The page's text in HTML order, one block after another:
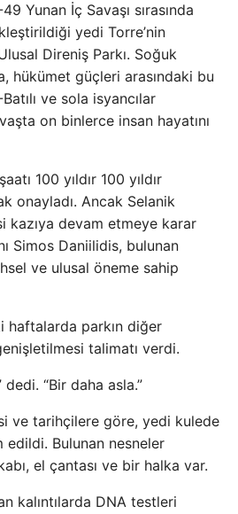
Yunan İç Savaşı sırasında
yedi Torre’nin
Direniş Parkı. Soğuk
hükümet güçleri arasındaki bu
ve sola isyancılar
on binlerce insan hayatını
100 yıldır 100 yıldır
onayladı. Ancak Selanik
kazıya devam etmeye karar
Simos Daniilidis, bulunan
ve ulusal öneme sahip
haftalarda parkın diğer
talimatı verdi.
“Bir daha asla.”
ve tarihçilere göre, yedi kulede
edildi. Bulunan nesneler
el çantası ve bir halka var.
kalıntılarda DNA testleri